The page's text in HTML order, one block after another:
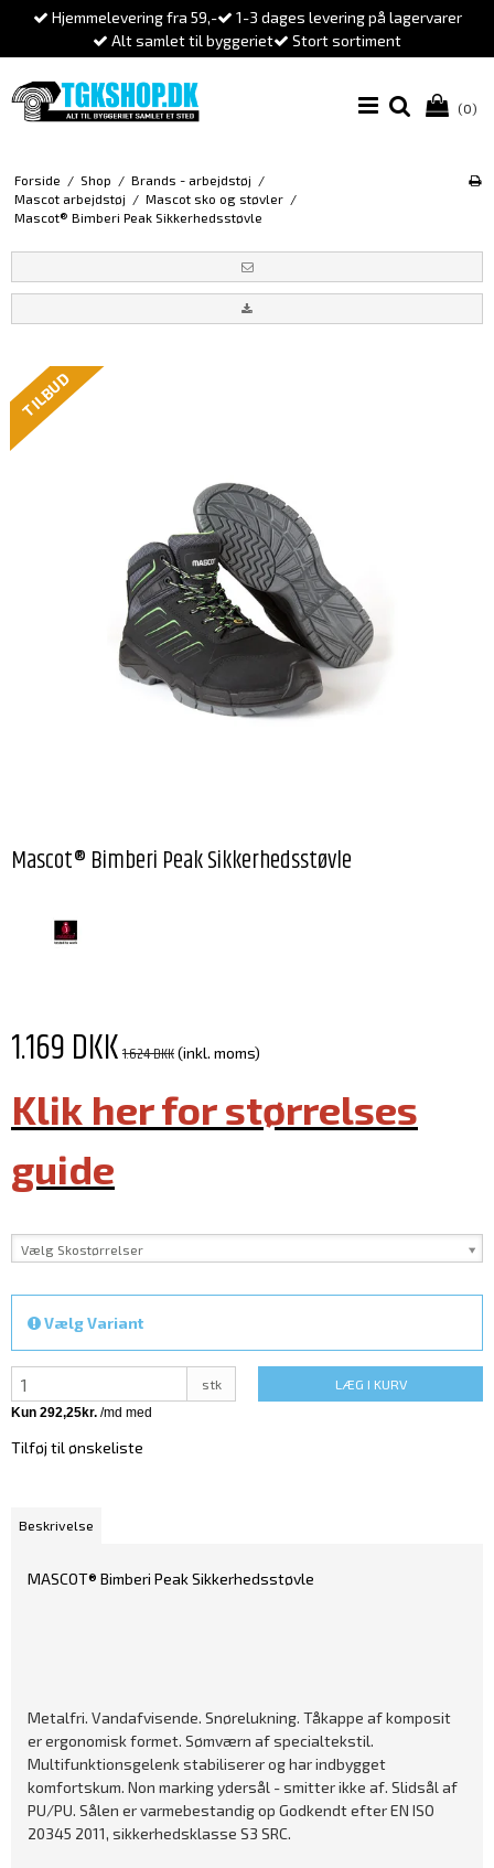
Hjemmelevering fra 59,-
1-3 dages levering på lagervarer
Alt samlet til byggeriet
Stort sortiment
(0)
Forside / Shop / Brands - arbejdstøj /
Mascot arbejdstøj / Mascot sko og støvler /
Mascot® Bimberi Peak Sikkerhedsstøvle
TILBUD
Mascot® Bimberi Peak Sikkerhedsstøvle
1.169 DKK1.624 DKK(inkl. moms)
Klik her for størrelses
guide
Vælg Skostørrelser
Vælg Variant
stk LÆG I KURV
Tilføj til ønskeliste
Beskrivelse
MASCOT® Bimberi Peak Sikkerhedsstøvle
Metalfri. Vandafvisende. Snørelukning. Tåkappe af komposit
er ergonomisk formet. Sømværn af specialtekstil.
Multifunktionsgelenk stabiliserer og har indbygget
komfortskum. Non marking ydersål - smitter ikke af. Slidsål af
PU/PU. Sålen er varmebestandig op Godkendt efter EN ISO
20345 2011, sikkerhedsklasse S3 SRC.